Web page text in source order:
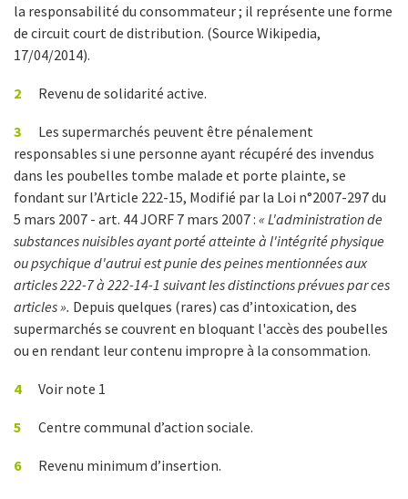
la responsabilité du consommateur ; il représente une forme
de circuit court de distribution. (Source Wikipedia,
17/04/2014).
2 Revenu de solidarité active.
3
Les supermarchés peuvent être pénalement
responsables si une personne ayant récupéré des invendus
dans les poubelles tombe malade et porte plainte, se
fondant sur l’Article 222-15, Modifié par la Loi n°2007-297 du
5 mars 2007 - art. 44 JORF 7 mars 2007 : « L'administration de
substances nuisibles ayant porté atteinte à l'intégrité physique
ou psychique d'autrui est punie des peines mentionnées aux
articles 222-7 à 222-14-1 suivant les distinctions prévues par ces
articles ». Depuis quelques (rares) cas d’intoxication, des
supermarchés se couvrent en bloquant l'accès des poubelles
ou en rendant leur contenu impropre à la consommation.
4 Voir note 1
5 Centre communal d’action sociale.
6 Revenu minimum d’insertion.